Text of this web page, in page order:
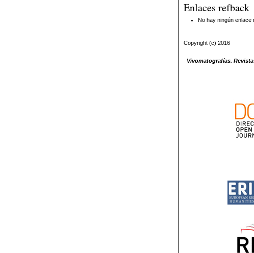
Enlaces refback
No hay ningún enlace
Copyright (c) 2016
Vivomatografías.